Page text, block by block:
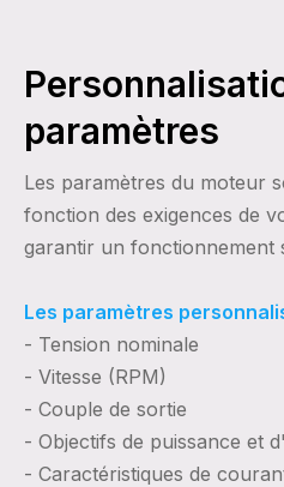
paramètres
Les paramètres du moteur
fonction des exigences de
garantir un fonctionnement
Les paramètres
- Tension nominale
- Vitesse (RPM)
- Couple de sortie
- Objectifs de puissance et
- Caractéristiques de